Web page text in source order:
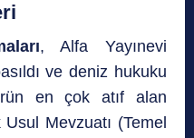
, Alfa Yayınevi
ve deniz hukuku
en çok atıf alan
Mevzuatı (Temel